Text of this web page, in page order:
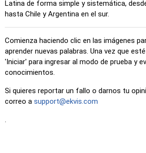
Latina de forma simple y sistemática,
hasta Chile y Argentina en el sur.
Comienza haciendo clic en las imágenes
aprender nuevas palabras. Una vez que
'Iniciar' para ingresar al modo de prueba y
conocimientos.
Si quieres reportar un fallo o darnos tu
correo a support@ekvis.com
.